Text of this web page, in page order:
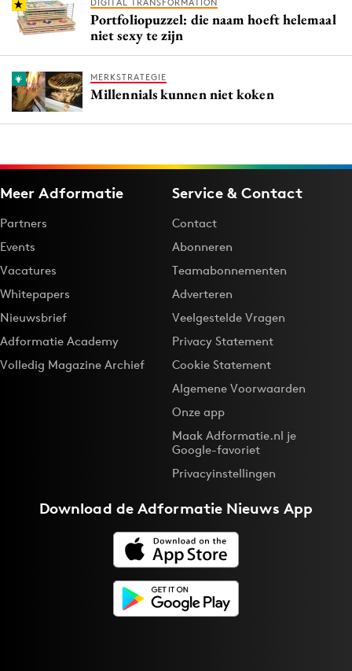
DIGITAL TRANSFORMATION
Portfoliopuzzel: die naam hoeft helemaal
niet sexy te zijn
MERKSTRATEGIE
Millennials kunnen niet koken
Meer Adformatie
Partners
Events
Vacatures
Whitepapers
Nieuwsbrief
Adformatie Academy
Volledig Magazine Archief
Service & Contact
Contact
Abonneren
Teamabonnementen
Adverteren
Veelgestelde Vragen
Privacy Statement
Cookie Statement
Algemene Voorwaarden
Onze app
Maak Adformatie.nl je
Google-favoriet
Privacyinstellingen
Download deAdformatie Nieuws App